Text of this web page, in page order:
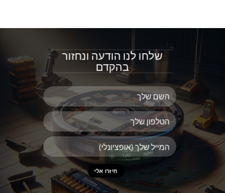
שלחו לנו הודעה ונחזור
בהקדם